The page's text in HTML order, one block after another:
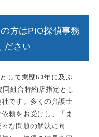
方はPIO探偵事務
ださい
して業歴53年に及ぶ
組合特約店指定とし
です。多くの弁護士
頼をお受けし、「ま
な問題の解決に向